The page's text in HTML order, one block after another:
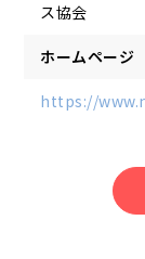
ス協会
ホームページ
https://